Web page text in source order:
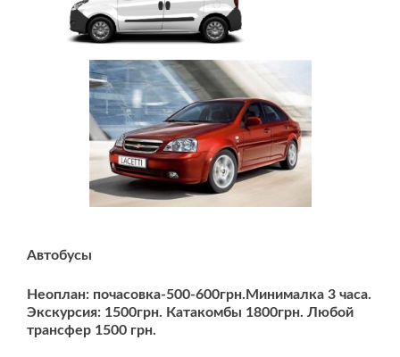
Автобусы
Неоплан: почасовка-500-600грн.Минималка 3 часа.
Экскурсия: 1500грн. Катакомбы 1800грн. Любой
трансфер 1500 грн.